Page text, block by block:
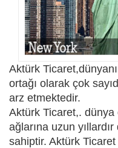
Aktürk
ortağı olarak çok
arz etmektedir.
Aktürk Ticaret,. dünya
ağlarına uzun
sahiptir. Aktürk